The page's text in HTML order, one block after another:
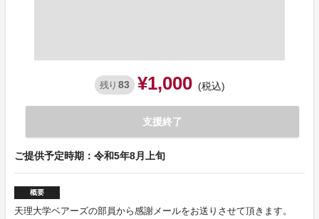
残り 83 ¥1,000 (税込)
支援終了
ご提供予定時期：令和5年8月上旬
概要
天理大学ベアーズの部員から感謝メールをお送りさせて頂きます。